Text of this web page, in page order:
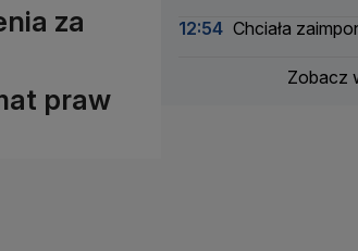
za
praw
12:54 Chciała
Zobacz